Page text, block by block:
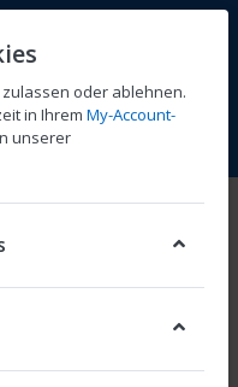
Wunschliste
oder ablehnen.
in Ihrem My-Account-
unserer